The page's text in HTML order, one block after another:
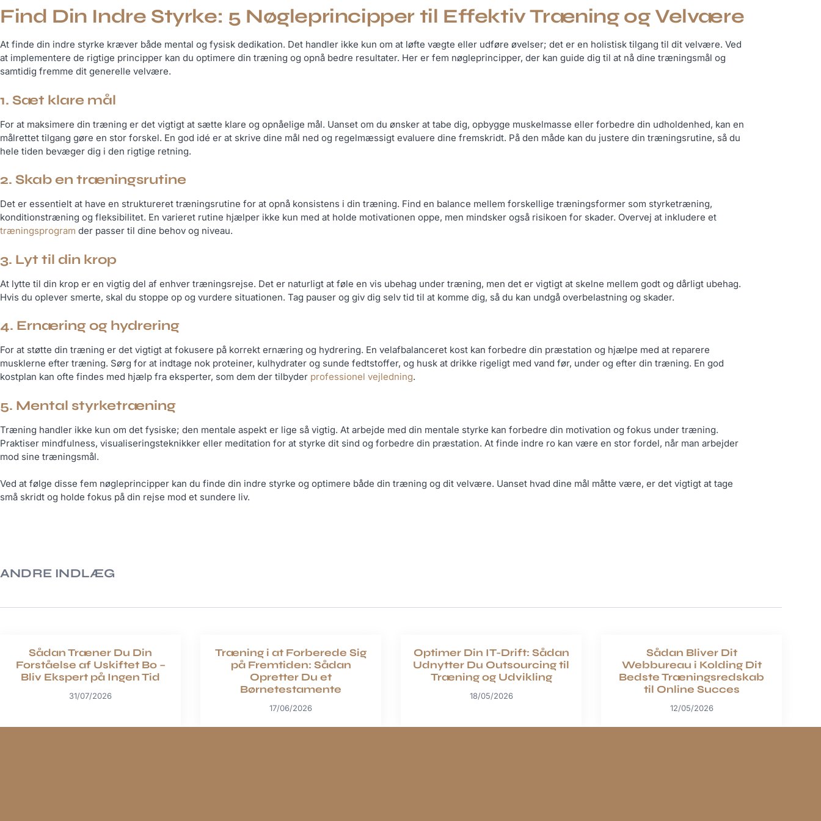
Find Din Indre Styrke: 5 Nøgleprincipper til Effektiv Træning og Velvære
At finde din indre styrke kræver både mental og fysisk dedikation. Det handler ikke kun om at løfte vægte eller udføre øvelser; det er en holistisk tilgang til dit velvære. Ved
at implementere de rigtige principper kan du optimere din træning og opnå bedre resultater. Her er fem nøgleprincipper, der kan guide dig til at nå dine træningsmål og
samtidig fremme dit generelle velvære.
1. Sæt klare mål
For at maksimere din træning er det vigtigt at sætte klare og opnåelige mål. Uanset om du ønsker at tabe dig, opbygge muskelmasse eller forbedre din udholdenhed, kan en
målrettet tilgang gøre en stor forskel. En god idé er at skrive dine mål ned og regelmæssigt evaluere dine fremskridt. På den måde kan du justere din træningsrutine, så du
hele tiden bevæger dig i den rigtige retning.
2. Skab en træningsrutine
Det er essentielt at have en struktureret træningsrutine for at opnå konsistens i din træning. Find en balance mellem forskellige træningsformer som styrketræning,
konditionstræning og fleksibilitet. En varieret rutine hjælper ikke kun med at holde motivationen oppe, men mindsker også risikoen for skader. Overvej at inkludere et
træningsprogram der passer til dine behov og niveau.
3. Lyt til din krop
At lytte til din krop er en vigtig del af enhver træningsrejse. Det er naturligt at føle en vis ubehag under træning, men det er vigtigt at skelne mellem godt og dårligt ubehag.
Hvis du oplever smerte, skal du stoppe op og vurdere situationen. Tag pauser og giv dig selv tid til at komme dig, så du kan undgå overbelastning og skader.
4. Ernæring og hydrering
For at støtte din træning er det vigtigt at fokusere på korrekt ernæring og hydrering. En velafbalanceret kost kan forbedre din præstation og hjælpe med at reparere
musklerne efter træning. Sørg for at indtage nok proteiner, kulhydrater og sunde fedtstoffer, og husk at drikke rigeligt med vand før, under og efter din træning. En god
kostplan kan ofte findes med hjælp fra eksperter, som dem der tilbyder professionel vejledning.
5. Mental styrketræning
Træning handler ikke kun om det fysiske; den mentale aspekt er lige så vigtig. At arbejde med din mentale styrke kan forbedre din motivation og fokus under træning.
Praktiser mindfulness, visualiseringsteknikker eller meditation for at styrke dit sind og forbedre din præstation. At finde indre ro kan være en stor fordel, når man arbejder
mod sine træningsmål.
Ved at følge disse fem nøgleprincipper kan du finde din indre styrke og optimere både din træning og dit velvære. Uanset hvad dine mål måtte være, er det vigtigt at tage
små skridt og holde fokus på din rejse mod et sundere liv.
ANDRE INDLÆG
Sådan Træner Du Din
Forståelse af Uskiftet Bo –
Bliv Ekspert på Ingen Tid
31/07/2026
Træning i at Forberede Sig
på Fremtiden: Sådan
Opretter Du et
Børnetestamente
17/06/2026
Optimer Din IT-Drift: Sådan
Udnytter Du Outsourcing til
Træning og Udvikling
18/05/2026
Sådan Bliver Dit
Webbureau i Kolding Dit
Bedste Træningsredskab
til Online Succes
12/05/2026